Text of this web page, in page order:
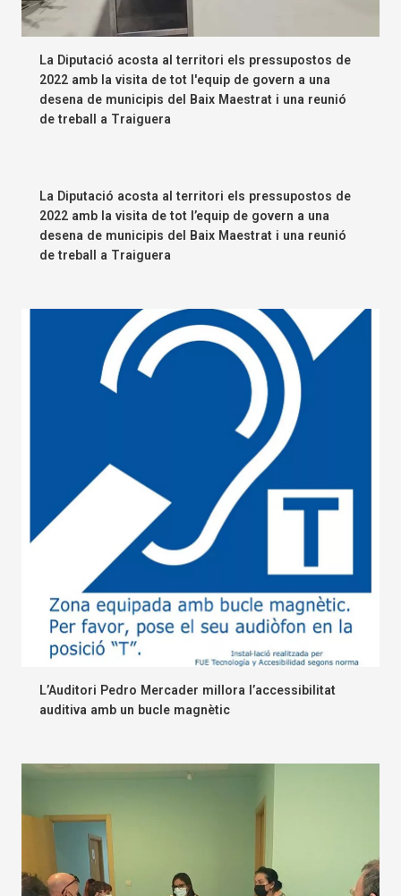
La Diputació acosta al territori els pressupostos de
2022 amb la visita de tot l'equip de govern a una
desena de municipis del Baix Maestrat i una reunió
de treball a Traiguera
La Diputació acosta al territori els pressupostos de
2022 amb la visita de tot l’equip de govern a una
desena de municipis del Baix Maestrat i una reunió
de treball a Traiguera
L’Auditori Pedro Mercader millora l’accessibilitat
auditiva amb un bucle magnètic